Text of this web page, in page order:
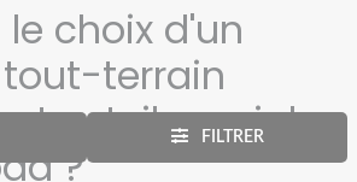
FILTRER
choix d'un
terrain
est-il crucial
?